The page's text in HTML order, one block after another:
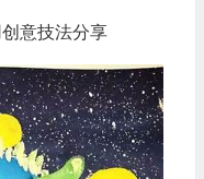
意技法分享